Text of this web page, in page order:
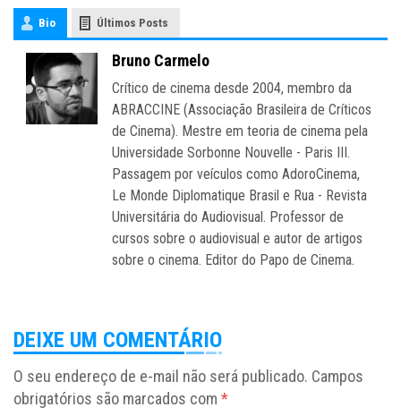
Bio Últimos Posts
Bruno Carmelo
Crítico de cinema desde 2004, membro da
ABRACCINE (Associação Brasileira de Críticos
de Cinema). Mestre em teoria de cinema pela
Universidade Sorbonne Nouvelle - Paris III.
Passagem por veículos como AdoroCinema,
Le Monde Diplomatique Brasil e Rua - Revista
Universitária do Audiovisual. Professor de
cursos sobre o audiovisual e autor de artigos
sobre o cinema. Editor do Papo de Cinema.
DEIXE UM COMENTÁRIO
O seu endereço de e-mail não será publicado. Campos
obrigatórios são marcados com *